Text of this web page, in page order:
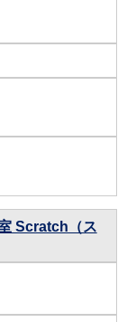
Scratch（ス